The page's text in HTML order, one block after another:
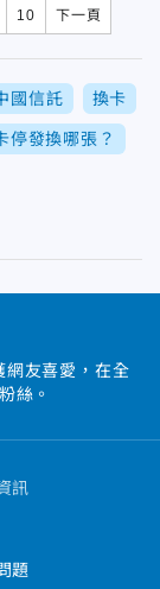
10 下一頁
國信託 換卡
停發換哪張？
網友喜愛，在全
絲。
訊
題